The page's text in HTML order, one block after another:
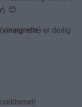
). 😊
vinaigrette) er deilig